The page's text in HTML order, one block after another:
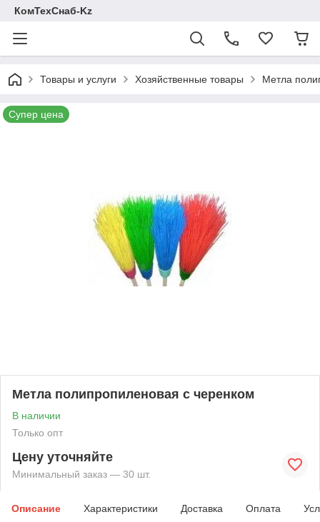
КомТехСнаб-Kz
Товары и услуги Хозяйственные товары Метла
Супер цена
Метла полипропиленовая с черенком
В наличии
Только опт
Цену уточняйте
Минимальный заказ — 30 шт.
Описание Характеристики Доставка Оплата